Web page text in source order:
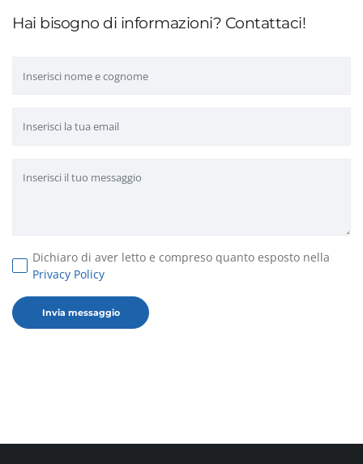
Hai bisogno di informazioni? Contattaci!
Dichiaro di aver letto e compreso quanto esposto nella
Privacy Policy